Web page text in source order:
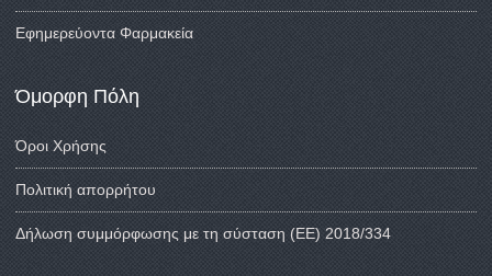
Εφημερεύοντα Φαρμακεία
Όμορφη Πόλη
Όροι Χρήσης
Πολιτική απορρήτου
Δήλωση συμμόρφωσης με τη σύσταση (ΕΕ) 2018/334